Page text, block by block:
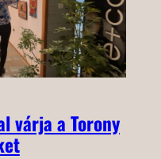
várja a Torony